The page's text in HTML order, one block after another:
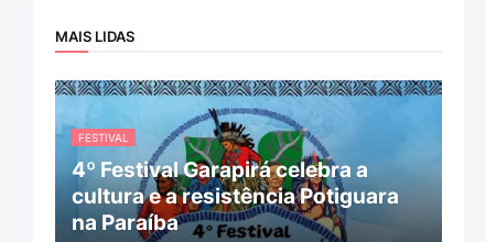
MAIS LIDAS
FESTIVAL
4º Festival Garapirá celebra a
cultura e a resistência Potiguara
na Paraíba